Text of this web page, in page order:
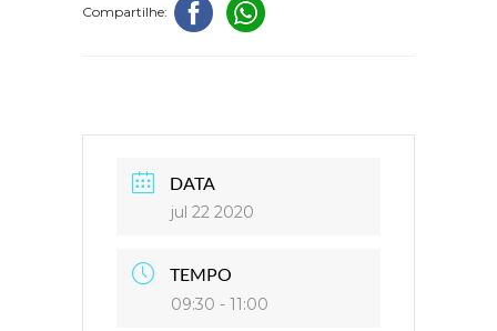
Compartilhe:
DATA
jul 22 2020
TEMPO
09:30 - 11:00